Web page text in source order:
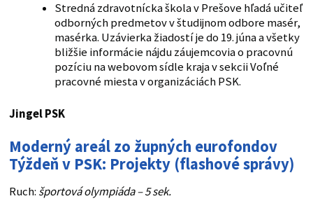
Stredná zdravotnícka škola v Prešove hľadá učiteľ
odborných predmetov v študijnom odbore masér,
masérka. Uzávierka žiadostí je do 19. júna a všetky
bližšie informácie nájdu záujemcovia o pracovnú
pozíciu na webovom sídle kraja v sekcii Voľné
pracovné miesta v organizáciách PSK.
Jingel PSK
Moderný areál zo župných eurofondov
Týždeň v PSK: Projekty (flashové správy)
Ruch: športová olympiáda – 5 sek.